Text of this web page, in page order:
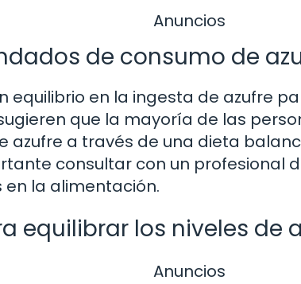
Anuncios
de consumo de
equilibrio en la ingesta de azufre
que la mayoría de las
azufre a través de una dieta
consultar con un profesional
la alimentación.
equilibrar los niveles de
Anuncios